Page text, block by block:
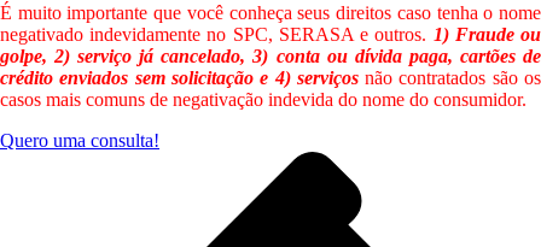
É muito importante que você conheça seus direitos caso tenha o nome
negativado indevidamente no SPC, SERASA e outros. 1) Fraude ou
golpe, 2) serviço já cancelado, 3) conta ou dívida paga, cartões de
crédito enviados sem solicitação e 4) serviçosnão contratados são os
casos mais comuns de negativação indevida do nome do consumidor.
Quero uma consulta!